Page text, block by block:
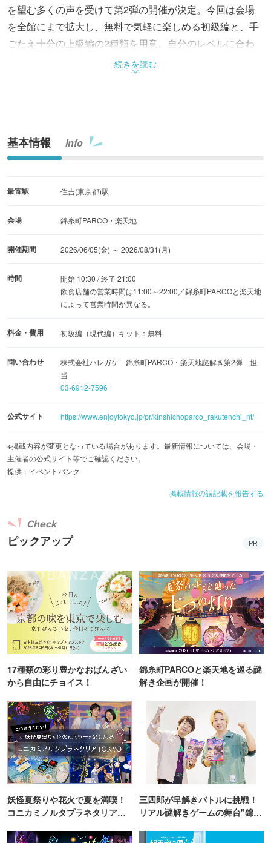
を望む多くの声を受けて第2弾の開催が決定。今回は会場
を全館にまで拡大し、無料で気軽に楽しめる初級編と、手
ごたえ十分の上級編の2種類を用意。自分のレベルに合わ
せてどちらか一方でも、両方プレイして物語の奥行きを味
わうことも可能。夏祭り風の装飾やフォトスポット、期間
続きを読む
基本情報 Info
最寄駅 住吉(東京都)駅
会場 錦糸町PARCO・楽天地
開催期間 2026/06/05(金) ～ 2026/08/31(月)
時間
開始 10:30 / 終了 21:00
飲食店舗の営業時間は11:00～22:00／錦糸町PARCOと楽天地
によって営業時間が異なる。
料金・費用 初級編（現代編）キット：無料
問い合わせ
株式会社ハレガケ 錦糸町PARCO・楽天地謎解き第2弾 担
当
03-6912-7596
公式サイト https://www.enjoytokyo.jp/pr/kinshichoparco_rakutenchi_nt/
※掲載内容が変更となっている場合があります。最新情報については、会場・
主催者の公式サイト等でご確認ください。
提供：イベントバンク
掲載情報の誤記載を報告する
ピックアップ
Check
PR
17種類の彩り豊かなおばんざい
から自由にチョイス！
錦糸町PARCOと楽天地を巡る謎
解き企画が開催！
妖怪夏祭りや花火で夏を満喫！
コニカミノルタプラネタリア
三四郎が早解きバトルに挑戦！
リアル謎解きゲームの舞台"錦糸